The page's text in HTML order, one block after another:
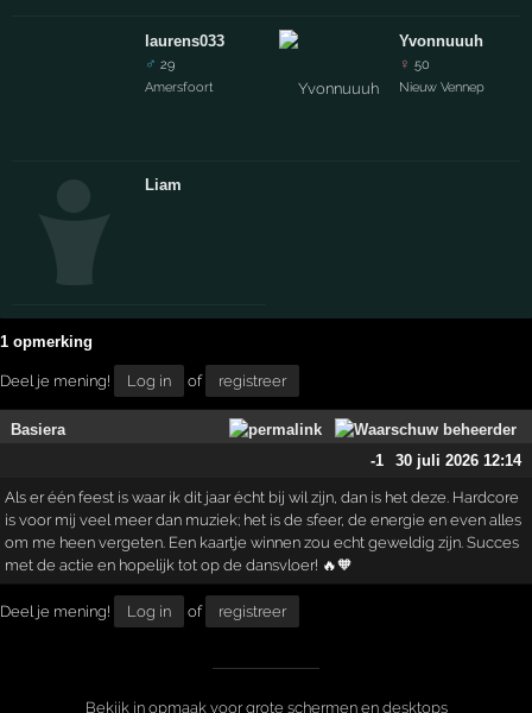
laurens033
♂ 29
Amersfoort
Liam
Yvonnuuuh
♀ 50
Nieuw Vennep
1 opmerking
Deel je mening! Log in of registreer
Basiera
-1
30 juli 2026 12:14
Als er één feest is waar ik dit jaar écht bij wil zijn, dan is het deze. Hardcore
is voor mij veel meer dan muziek; het is de sfeer, de energie en even alles
om me heen vergeten. Een kaartje winnen zou echt geweldig zijn. Succes
met de actie en hopelijk tot op de dansvloer! 🔥🧡
Deel je mening! Log in of registreer
Bekijk in opmaak voor grote schermen en desktops